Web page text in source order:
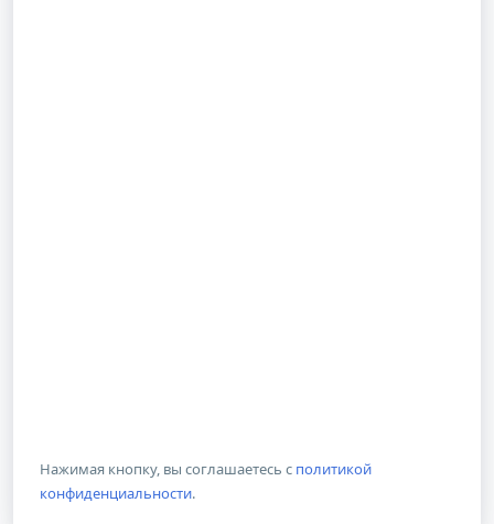
Нажимая кнопку, вы соглашаетесь с политикой
конфиденциальности.